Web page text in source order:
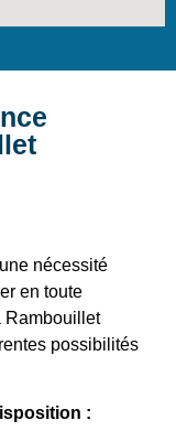
nécessité
en toute
Rambouillet
possibilités
: